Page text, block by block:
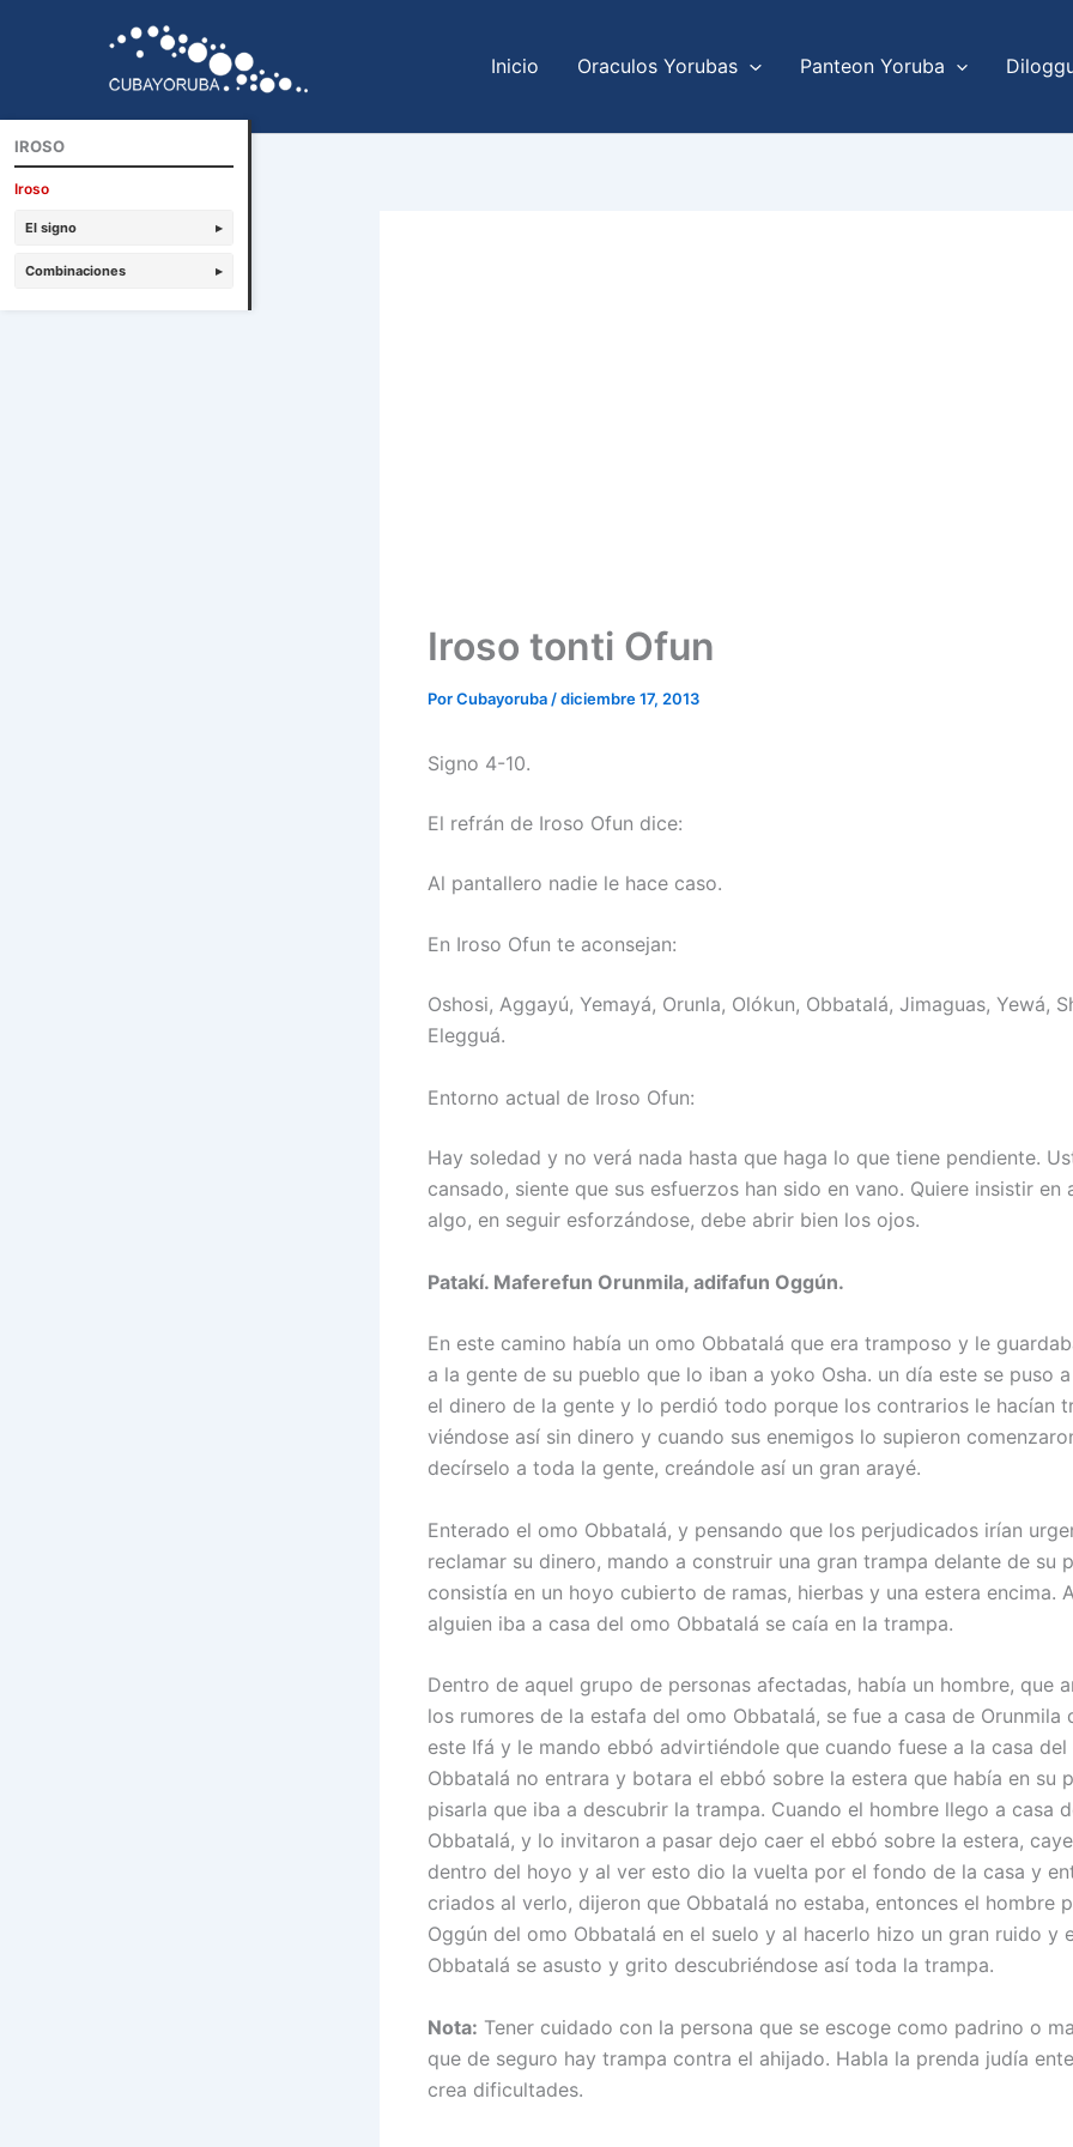
Inicio Oraculos Yorubas Panteon Yoruba
Iroso tonti Ofun
PorCubayoruba /diciembre 17, 2013
Signo 4-10.
El refrán de Iroso Ofun dice:
Al pantallero nadie le hace caso.
En Iroso Ofun te aconsejan:
Oshosi, Aggayú, Yemayá, Orunla, Olókun, Obbatalá, Jimaguas, Yewá,
Elegguá.
Entorno actual de Iroso Ofun:
Hay soledad y no verá nada hasta que haga lo que tiene pendiente.
cansado, siente que sus esfuerzos han sido en vano. Quiere insistir en
algo, en seguir esforzándose, debe abrir bien los ojos.
Patakí. Maferefun Orunmila, adifafun Oggún.
En este camino había un omo Obbatalá que era tramposo y le
a la gente de su pueblo que lo iban a yoko Osha. un día este se puso
el dinero de la gente y lo perdió todo porque los contrarios le hacían
viéndose así sin dinero y cuando sus enemigos lo supieron
decírselo a toda la gente, creándole así un gran arayé.
Enterado el omo Obbatalá, y pensando que los perjudicados irían
reclamar su dinero, mando a construir una gran trampa delante de su
consistía en un hoyo cubierto de ramas, hierbas y una estera encima.
alguien iba a casa del omo Obbatalá se caía en la trampa.
Dentro de aquel grupo de personas afectadas, había un hombre, que
los rumores de la estafa del omo Obbatalá, se fue a casa de Orunmila
este Ifá y le mando ebbó advirtiéndole que cuando fuese a la casa del
Obbatalá no entrara y botara el ebbó sobre la estera que había en su
pisarla que iba a descubrir la trampa. Cuando el hombre llego a casa
Obbatalá, y lo invitaron a pasar dejo caer el ebbó sobre la estera,
dentro del hoyo y al ver esto dio la vuelta por el fondo de la casa y
criados al verlo, dijeron que Obbatalá no estaba, entonces el hombre
Oggún del omo Obbatalá en el suelo y al hacerlo hizo un gran ruido y
Obbatalá se asusto y grito descubriéndose así toda la trampa.
Nota: Tener cuidado con la persona que se escoge como padrino o
que de seguro hay trampa contra el ahijado. Habla la prenda judía
crea dificultades.
IROSO
Iroso
El signo ▸
Combinaciones ▸